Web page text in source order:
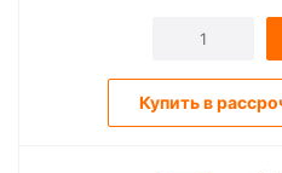
Купить в